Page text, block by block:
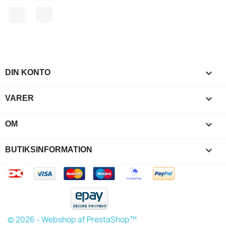
DIN KONTO 
VARER 
OM 
BUTIKSINFORMATION keyboard_arrow_down
© 2026 - Webshop af PrestaShop™